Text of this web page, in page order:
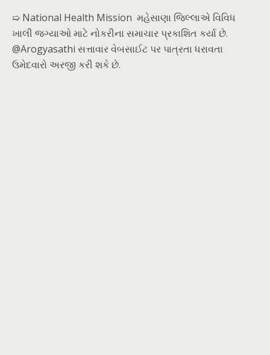
➯ National Health Mission મહેસાણા જિલ્લાએ વિવિધ
ખાલી જગ્યાઓ માટે નોકરીના સમાચાર પ્રકાશિત કર્યા છે.
@Arogyasathi સત્તાવાર વેબસાઈટ પર પાત્રતા ધરાવતા
ઉમેદવારો અરજી કરી શકે છે.